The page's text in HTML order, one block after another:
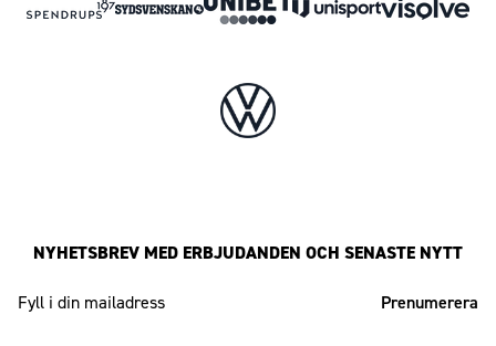
NYHETSBREV MED ERBJUDANDEN OCH SENASTE NYTT